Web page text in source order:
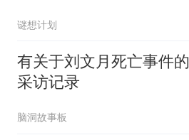
谜想计划
有关于刘文月死亡事件的
采访记录
脑洞故事板